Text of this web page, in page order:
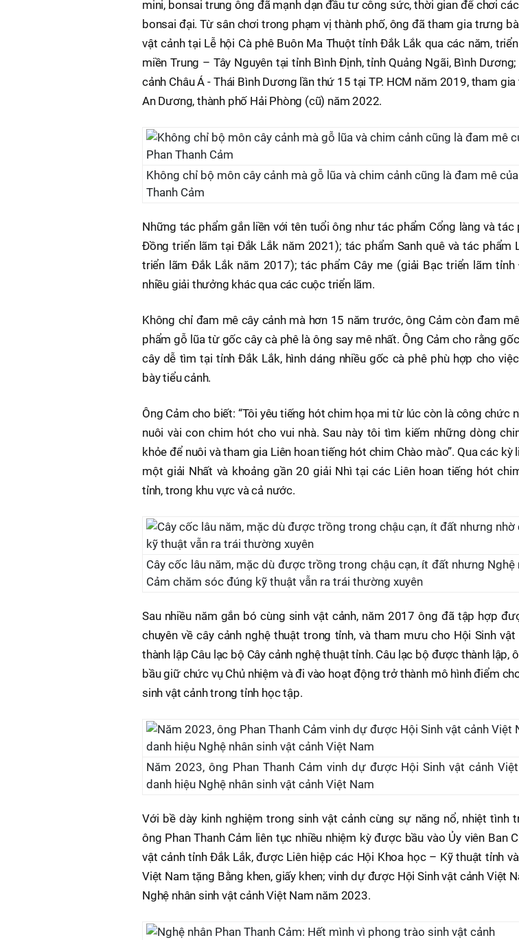
mini, bonsai trung ông đã mạnh dạn đầu tư công sức, thời gian để chơi
bonsai đại. Từ sân chơi trong phạm vị thành phố, ông đã tham gia trưng
vật cảnh tại Lễ hội Cà phê Buôn Ma Thuột tỉnh Đắk Lắk qua các năm,
miền Trung – Tây Nguyên tại tỉnh Bình Định, tỉnh Quảng Ngãi, Bình
cảnh Châu Á - Thái Bình Dương lần thứ 15 tại TP. HCM năm 2019, tham
An Dương, thành phố Hải Phòng (cũ) năm 2022.
Không chỉ bộ môn cây cảnh mà gỗ lũa và chim cảnh cũng là đam mê
Thanh Cảm
Những tác phẩm gắn liền với tên tuổi ông như tác phẩm Cổng làng và tác
Đồng triển lãm tại Đắk Lắk năm 2021); tác phẩm Sanh quê và tác phẩm
triển lãm Đắk Lắk năm 2017); tác phẩm Cây me (giải Bạc triển lãm
nhiều giải thưởng khác qua các cuộc triển lãm.
Không chỉ đam mê cây cảnh mà hơn 15 năm trước, ông Cảm còn đam
phẩm gỗ lũa từ gốc cây cà phê là ông say mê nhất. Ông Cảm cho rằng
cây dễ tìm tại tỉnh Đắk Lắk, hình dáng nhiều gốc cà phê phù hợp cho
bày tiểu cảnh.
Ông Cảm cho biết: “Tôi yêu tiếng hót chim họa mi từ lúc còn là công chức
nuôi vài con chim hót cho vui nhà. Sau này tôi tìm kiếm những dòng
khỏe để nuôi và tham gia Liên hoan tiếng hót chim Chào mào”. Qua các kỳ
một giải Nhất và khoảng gần 20 giải Nhì tại các Liên hoan tiếng hót
tỉnh, trong khu vực và cả nước.
Cây cốc lâu năm, mặc dù được trồng trong chậu cạn, ít đất nhưng Nghệ
Cảm chăm sóc đúng kỹ thuật vẫn ra trái thường xuyên
Sau nhiều năm gắn bó cùng sinh vật cảnh, năm 2017 ông đã tập hợp
chuyên về cây cảnh nghệ thuật trong tỉnh, và tham mưu cho Hội Sinh
thành lập Câu lạc bộ Cây cảnh nghệ thuật tỉnh. Câu lạc bộ được thành lập,
bầu giữ chức vụ Chủ nhiệm và đi vào hoạt động trở thành mô hình điểm
sinh vật cảnh trong tỉnh học tập.
Năm 2023, ông Phan Thanh Cảm vinh dự được Hội Sinh vật cảnh
danh hiệu Nghệ nhân sinh vật cảnh Việt Nam
Với bề dày kinh nghiệm trong sinh vật cảnh cùng sự năng nổ, nhiệt tình
ông Phan Thanh Cảm liên tục nhiều nhiệm kỳ được bầu vào Ủy viên Ban
vật cảnh tỉnh Đắk Lắk, được Liên hiệp các Hội Khoa học – Kỹ thuật tỉnh
Việt Nam tặng Bằng khen, giấy khen; vinh dự được Hội Sinh vật cảnh Việt
Nghệ nhân sinh vật cảnh Việt Nam năm 2023.